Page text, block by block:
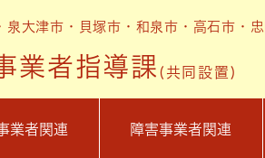
泉大津市・貝塚市・和泉市・高石市・忠
業者指導課 (共同設置)
業者関連 障害事業者関連